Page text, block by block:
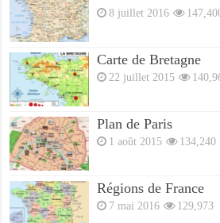
8 juillet 2016
Carte de Bretagne
22 juillet 2015
Plan de Paris
1 août 2015 134,240
Régions de France
7 mai 2016 129,973